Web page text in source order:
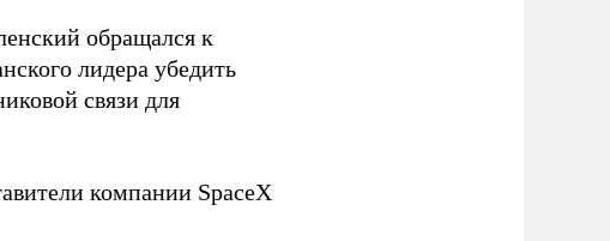
обращался к
лидера убедить
связи для
компании SpaceX